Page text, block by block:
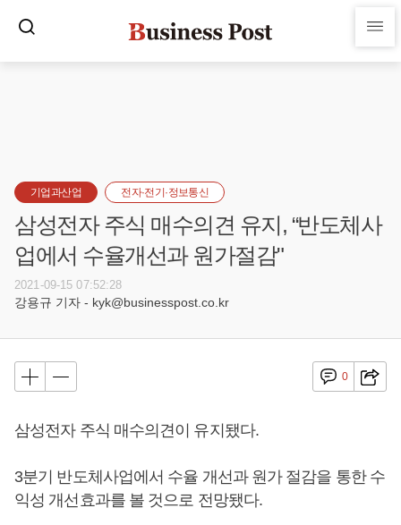
기업과산업 전자·전기·정보통신
삼성전자 주식 매수의견 유지, “반도체사
업에서 수율개선과 원가절감"
2021-09-15 07:52:28
강용규 기자 - kyk@businesspost.co.kr
0
삼성전자 주식 매수의견이 유지됐다.
3분기 반도체사업에서 수율 개선과 원가 절감을 통한 수
익성 개선효과를 볼 것으로 전망됐다.